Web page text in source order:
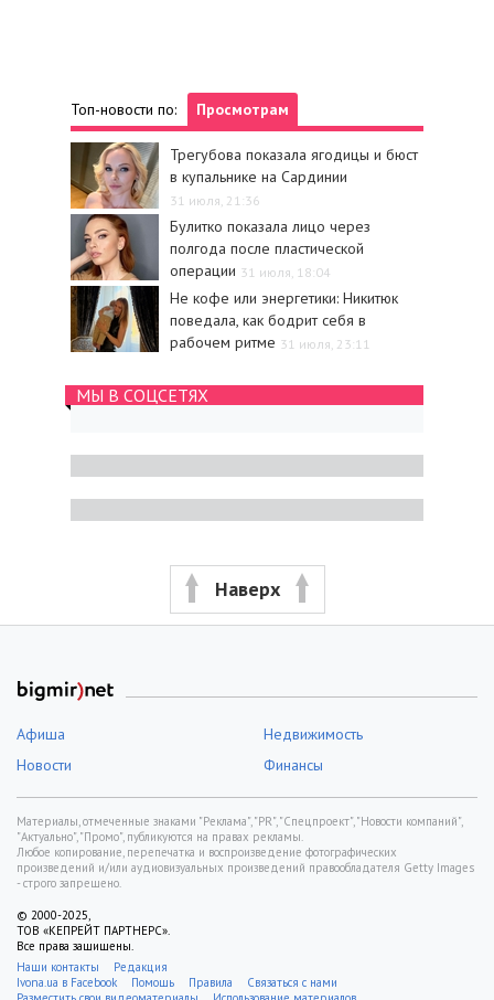
Топ-новости по: Просмотрам
Трегубова показала ягодицы и бюст
в купальнике на Сардинии
31 июля, 21:36
Булитко показала лицо через
полгода после пластической
операции 31 июля, 18:04
Не кофе или энергетики: Никитюк
поведала, как бодрит себя в
рабочем ритме 31 июля, 23:11
МЫ В СОЦСЕТЯХ
Наверх
Афиша
Недвижимость
Новости
Финансы
Материалы, отмеченные знаками "Реклама", "PR", "Спецпроект", "Новости компаний",
"Актуально", "Промо", публикуются на правах рекламы.
Любое копирование, перепечатка и воспроизведение фотографических
произведений и/или аудиовизуальных произведений правообладателя Getty Images
- строго запрещено.
© 2000-2025,
ТОВ «КЕПРЕЙТ ПАРТНЕРС».
Все права защищены.
Наши контакты
Редакция
Ivona.ua в Facebook
Помощь Правила
Связаться с нами